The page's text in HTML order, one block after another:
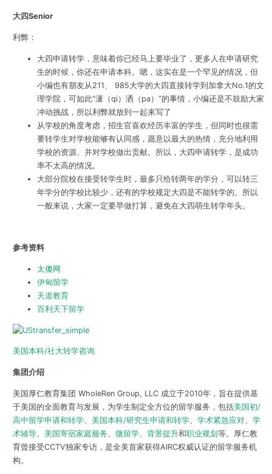
大四Senior
利弊：
大四申请转学，意味着你已经马上要毕业了，更多人在申请研究
生的时候，你还在申请本科。嗯，这实在是一个罕见的情况，但
小编也有朋友从211、 985大学的大四直接转学到加拿大No.1的文
理学院，可如此“潇（qi）洒（pa）”的事情，小编还是不鼓励大家
冲动挑战，所以利弊就放到一起来写了
从学校的角度考虑，招生官喜欢经历丰富的学生，但同时也很需
要转学生对学校能够有认同感，愿意以最大的热情，充分地利用
学校的资源、并对学校做出贡献。所以，大四申请转学，是成功
率不太高的情况。
大部分院校在接受转学生时，最多只给转两年的学分，可以转三
年学分的学校比较少，还有的学校规定大四是不能转学的。所以
一般来说，大家一定要早做打算，避免在大四萌生转学年头。
参考资料
太傻网
伊甸留学
天道教育
百利天下留学
美国本科/社大转学咨询
集团介绍
美国厚仁教育集团 WholeRen Group, LLC 成立于2010年，旨在提供基
于美国的全面教育与发展，为学生制定全方位的留学服务，包括美国初/
高中留学申请和转学、 美国本科/研究生申请和转学、 学术紧急应对、 学
术辅导、 美国寄宿家庭服务 微留学、 背景提升和职业规划 等。厚仁教
育曾接受CCTV独家专访，是全美首家获得AIRC权威认证的留学服务机
构。